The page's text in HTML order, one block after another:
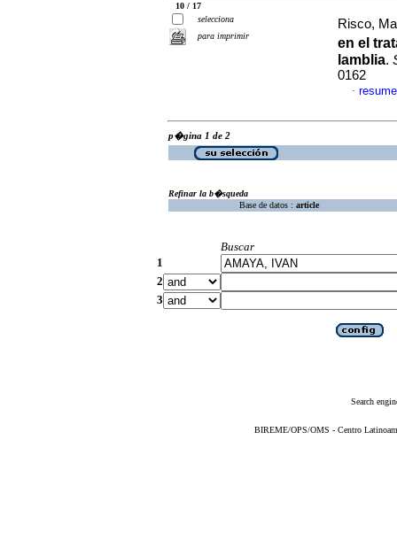
10 / 17
selecciona
para imprimir
Risco,
en el
lamblia.
0162
·
p�gina 1 de 2
Refinar la b�squeda
Base de datos : article
Buscar
1
2
3
Search
BIREME/OPS/OMS - Centro